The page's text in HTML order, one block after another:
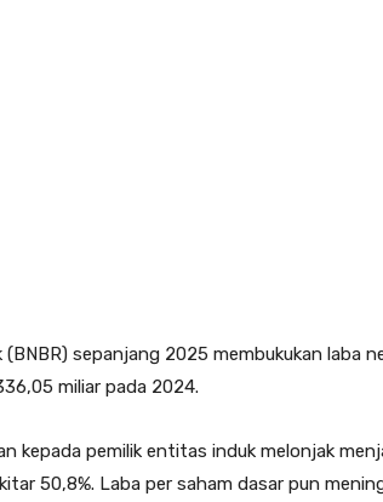
(BNBR) sepanjang 2025 membukukan laba
miliar pada 2024.
kepada pemilik entitas induk melonjak
50,8%. Laba per saham dasar pun